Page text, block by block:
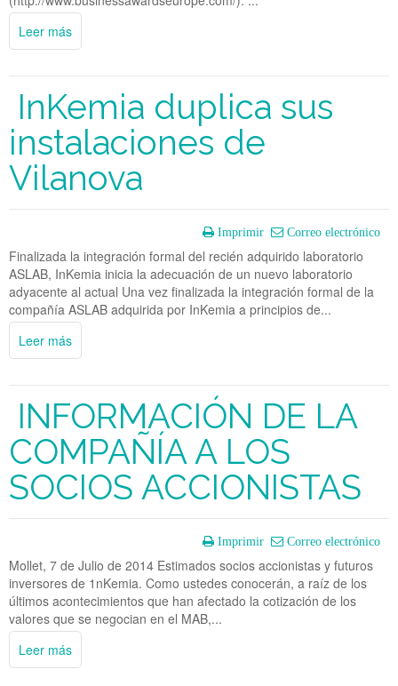
Leer más
InKemia duplica sus
instalaciones de
Vilanova
Imprimir Correo electrónico
Finalizada la integración formal del recién adquirido laboratorio
ASLAB, InKemia inicia la adecuación de un nuevo laboratorio
adyacente al actual Una vez finalizada la integración formal de la
compañía ASLAB adquirida por InKemia a principios de...
Leer más
INFORMACIÓN DE LA
COMPAÑÍA A LOS
SOCIOS ACCIONISTAS
Imprimir Correo electrónico
Mollet, 7 de Julio de 2014 Estimados socios accionistas y futuros
inversores de 1nKemia. Como ustedes conocerán, a raíz de los
últimos acontecimientos que han afectado la cotización de los
valores que se negocian en el MAB,...
Leer más